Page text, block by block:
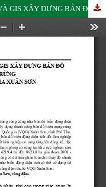
SỬ DỤNG ẢNH VIỄN THÁM LANDSAT VÀ GIS XÂY DỰNG BẢN ĐỒ BIẾN ĐỘNG DIỆN TÍCH RỪNG TẠI VÙNG ĐỆM VƯỜN QUỐC GIA XUÂN SƠN